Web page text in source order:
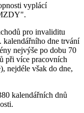
vyplácí
pro invaliditu
kalendářního dne trvání
nejvýše po dobu 70
při více pracovních
nejdéle však do dne,
kalendářních dnů